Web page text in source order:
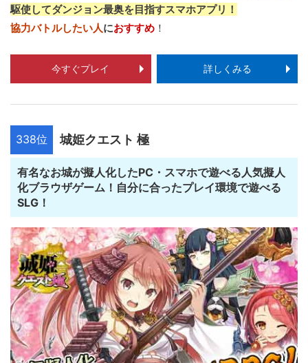
駆使してダンジョン最奥を目指すスマホアプリ！
協力バトルしたい人におすすめ ！
今すぐプレイ 詳しくみる
338位 城姫クエスト 極
有名なお城が擬人化したPC・スマホで遊べる人気擬人
化ブラウザゲーム！自分に合ったプレイ環境で遊べる
SLG！